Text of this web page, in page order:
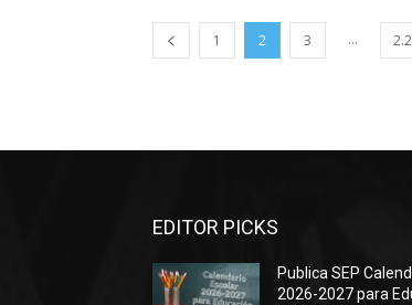
1 2 3 ...
EDITOR PICKS
Publica SEP
2026-2027 para